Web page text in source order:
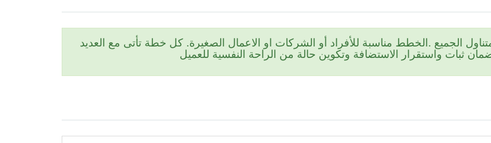
الجميع .الخطط مناسبة للأفراد أو الشركات او الاعمال الصغيرة. كل خطة تأتى مع العديد
ثبات واستقرار الاستضافة وتكوين حالة من الراحة النفسية للعميل